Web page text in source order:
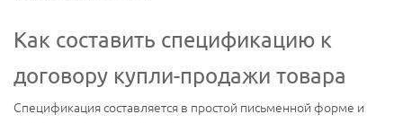
Как составить спецификацию к
договору купли-продажи товара
Спецификация составляется в простой письменной форме и